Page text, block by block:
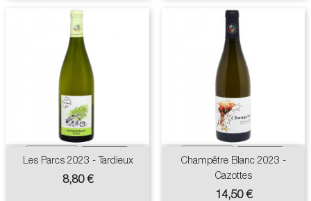
Les Parcs 2023 - Tardieux
Prix
8,80 €
Champêtre Blanc 2023 -
Cazottes
Prix
14,50 €